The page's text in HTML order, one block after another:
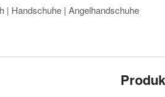
| Handschuhe | Angelhandschuhe